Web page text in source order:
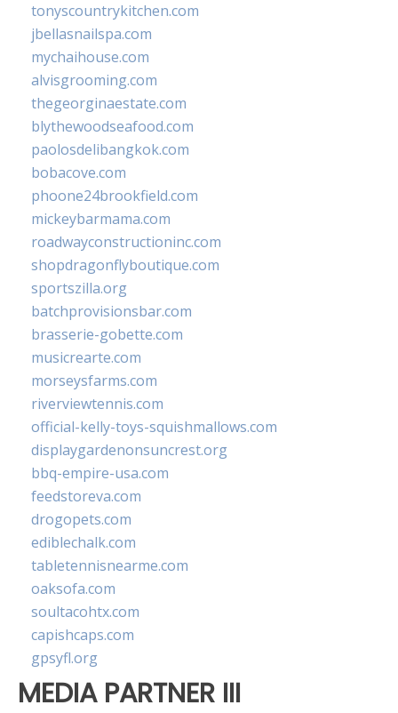
tonyscountrykitchen.com
jbellasnailspa.com
mychaihouse.com
alvisgrooming.com
thegeorginaestate.com
blythewoodseafood.com
paolosdelibangkok.com
bobacove.com
phoone24brookfield.com
mickeybarmama.com
roadwayconstructioninc.com
shopdragonflyboutique.com
sportszilla.org
batchprovisionsbar.com
brasserie-gobette.com
musicrearte.com
morseysfarms.com
riverviewtennis.com
official-kelly-toys-squishmallows.com
displaygardenonsuncrest.org
bbq-empire-usa.com
feedstoreva.com
drogopets.com
ediblechalk.com
tabletennisnearme.com
oaksofa.com
soultacohtx.com
capishcaps.com
gpsyfl.org
MEDIA PARTNER III